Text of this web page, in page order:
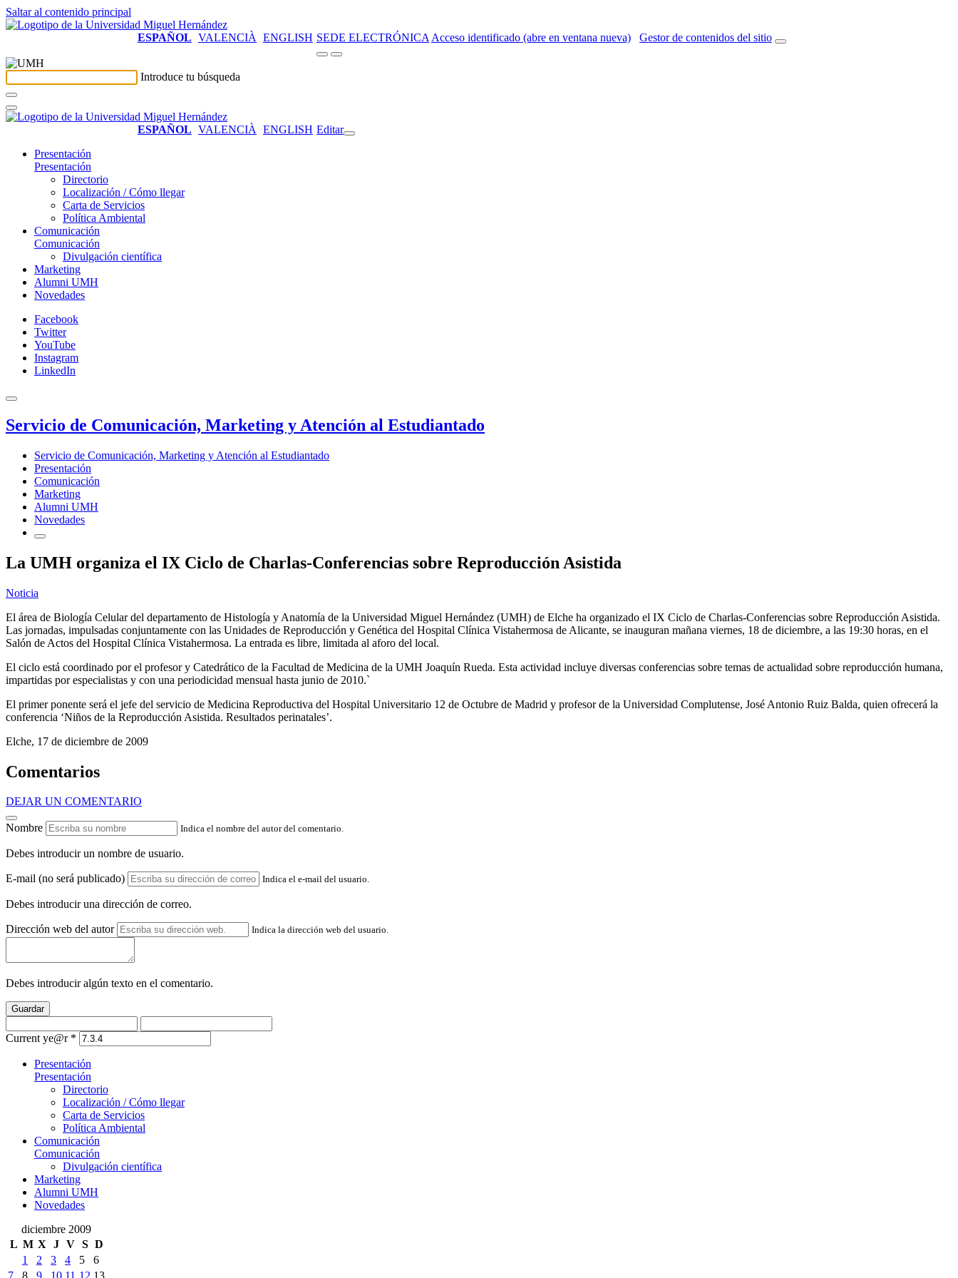
Saltar al contenido principal
ESPAÑOL VALENCIÀ ENGLISH SEDE ELECTRÓNICA Acceso identificado (abre en ventana nueva) Gestor de contenidos del sitio
Introduce tu búsqueda
ESPAÑOL VALENCIÀ ENGLISH Editar
Presentación
Presentación
Directorio
Localización / Cómo llegar
Carta de Servicios
Política Ambiental
Comunicación
Comunicación
Divulgación científica
Marketing
Alumni UMH
Novedades
Facebook
Twitter
YouTube
Instagram
LinkedIn
Servicio de Comunicación, Marketing y Atención al Estudiantado
Servicio de Comunicación, Marketing y Atención al Estudiantado
Presentación
Comunicación
Marketing
Alumni UMH
Novedades
La UMH organiza el IX Ciclo de Charlas-Conferencias sobre Reproducción Asistida
Noticia
El área de Biología Celular del departamento de Histología y Anatomía de la Universidad Miguel Hernández (UMH) de Elche ha organizado el IX Ciclo de Charlas-Conferencias sobre Reproducción Asistida.
Las jornadas, impulsadas conjuntamente con las Unidades de Reproducción y Genética del Hospital Clínica Vistahermosa de Alicante, se inauguran mañana viernes, 18 de diciembre, a las 19:30 horas, en el
Salón de Actos del Hospital Clínica Vistahermosa. La entrada es libre, limitada al aforo del local.
El ciclo está coordinado por el profesor y Catedrático de la Facultad de Medicina de la UMH Joaquín Rueda. Esta actividad incluye diversas conferencias sobre temas de actualidad sobre reproducción humana,
impartidas por especialistas y con una periodicidad mensual hasta junio de 2010.`
El primer ponente será el jefe del servicio de Medicina Reproductiva del Hospital Universitario 12 de Octubre de Madrid y profesor de la Universidad Complutense, José Antonio Ruiz Balda, quien ofrecerá la
conferencia ‘Niños de la Reproducción Asistida. Resultados perinatales’.
Elche, 17 de diciembre de 2009
Comentarios
DEJAR UN COMENTARIO
Nombre Indica el nombre del autor del comentario.
Debes introducir un nombre de usuario.
E-mail (no será publicado) Indica el e-mail del usuario.
Debes introducir una dirección de correo.
Dirección web del autor Indica la dirección web del usuario.
Debes introducir algún texto en el comentario.
Guardar
Current ye@r *
Presentación
Presentación
Directorio
Localización / Cómo llegar
Carta de Servicios
Política Ambiental
Comunicación
Comunicación
Divulgación científica
Marketing
Alumni UMH
Novedades
diciembre 2009
L M X J V S D
1
2 3 4 5
6